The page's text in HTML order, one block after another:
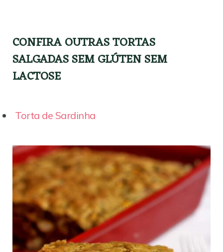
CONFIRA OUTRAS TORTAS
SALGADAS SEM GLÚTEN SEM
LACTOSE
Torta de Sardinha